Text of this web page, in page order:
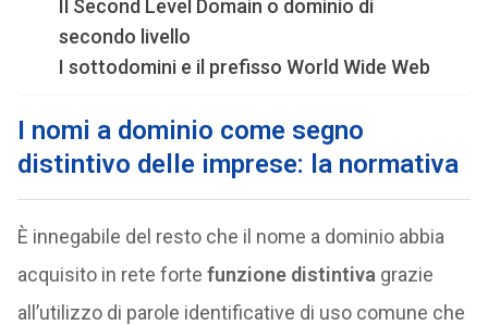
Il Second Level Domain o dominio di
secondo livello
I sottodomini e il prefisso World Wide Web
I nomi a dominio come segno
distintivo delle imprese: la normativa
È innegabile del resto che il nome a dominio abbia
acquisito in rete forte funzione distintiva grazie
all’utilizzo di parole identificative di uso comune che